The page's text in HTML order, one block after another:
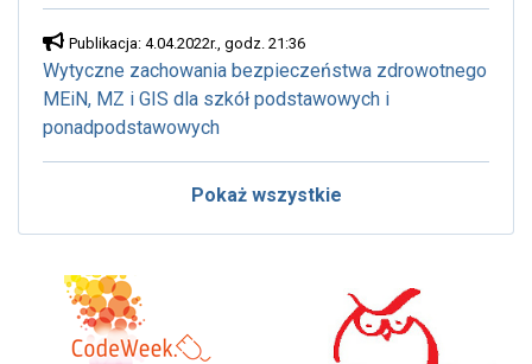
Publikacja: 4.04.2022r., godz. 21:36
Wytyczne zachowania bezpieczeństwa zdrowotnego
MEiN, MZ i GIS dla szkół podstawowych i
ponadpodstawowych
Pokaż wszystkie